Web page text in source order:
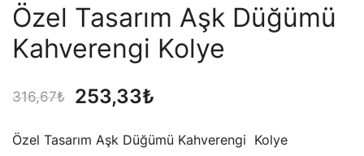
Özel Tasarım Aşk Düğümü
Kahverengi Kolye
316,67₺
Orijinal
253,33₺
Özel Tasarım Aşk Düğümü Kahverengi Kolye